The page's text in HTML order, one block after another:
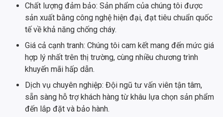
Chất lượng đảm bảo: Sản phẩm của chúng tôi được
sản xuất bằng công nghệ hiện đại, đạt tiêu chuẩn quốc
tế về khả năng chống cháy.
Giá cả cạnh tranh: Chúng tôi cam kết mang đến mức giá
hợp lý nhất trên thị trường, cùng nhiều chương trình
khuyến mãi hấp dẫn.
Dịch vụ chuyên nghiệp: Đội ngũ tư vấn viên tận tâm,
sẵn sàng hỗ trợ khách hàng từ khâu lựa chọn sản phẩm
đến lắp đặt và bảo hành.